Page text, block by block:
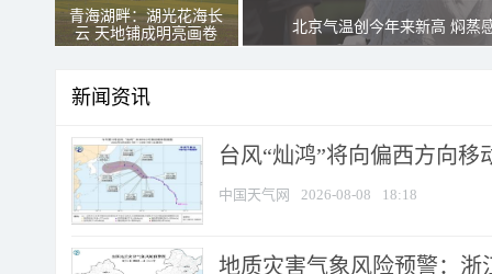
青海湖畔：湖光花海长
云 天地铺成明亮画卷
北京气温创今年来新高 焖蒸
新闻资讯
台风“灿鸿”将向偏西方向移
中国天气网 2026-08-08 18:18
地质灾害气象风险预警：